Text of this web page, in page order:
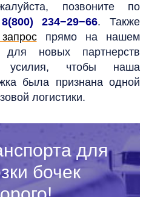
позвоните по
8(800) 234−29−66. Также
прямо на нашем
новых партнерств
чтобы наша
была признана одной
логистики.
для
бочек